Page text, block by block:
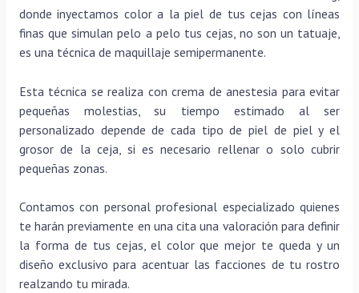
donde inyectamos color a la piel de tus cejas con líneas
finas que simulan pelo a pelo tus cejas, no son un tatuaje,
es una técnica de maquillaje semipermanente.
Esta técnica se realiza con crema de anestesia para evitar
pequeñas molestias, su tiempo estimado al ser
personalizado depende de cada tipo de piel de piel y el
grosor de la ceja, si es necesario rellenar o solo cubrir
pequeñas zonas.
Contamos con personal profesional especializado quienes
te harán previamente en una cita una valoración para definir
la forma de tus cejas, el color que mejor te queda y un
diseño exclusivo para acentuar las facciones de tu rostro
realzando tu mirada.